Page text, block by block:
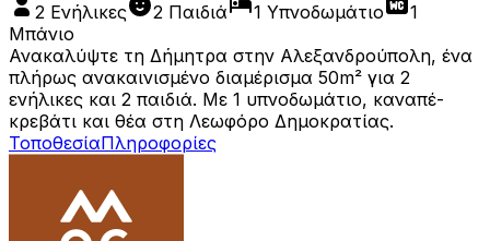
2 Ενήλικες 2 Παιδιά 1 Υπνοδωμάτιο
1
Μπάνιο
Ανακαλύψτε τη Δήμητρα στην Αλεξανδρούπολη, ένα
πλήρως ανακαινισμένο διαμέρισμα 50m² για 2
ενήλικες και 2 παιδιά. Με 1 υπνοδωμάτιο, καναπέ-
κρεβάτι και θέα στη Λεωφόρο Δημοκρατίας.
ΤοποθεσίαΠληροφορίες